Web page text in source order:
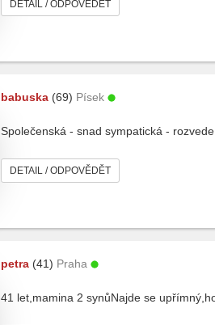
DETAIL / ODPOVĚDĚT
babuska (69) Písek
Společenská - snad sympatická -
DETAIL / ODPOVĚDĚT
petra (41) Praha
41 let,mamina 2 synůNajde se